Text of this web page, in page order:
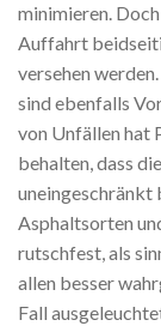
minimieren.
Auffahrt
versehen
sind ebenfalls
von Unfällen hat
behalten, dass
uneingeschränkt
Asphaltsorten
rutschfest, als
allen besser
Fall